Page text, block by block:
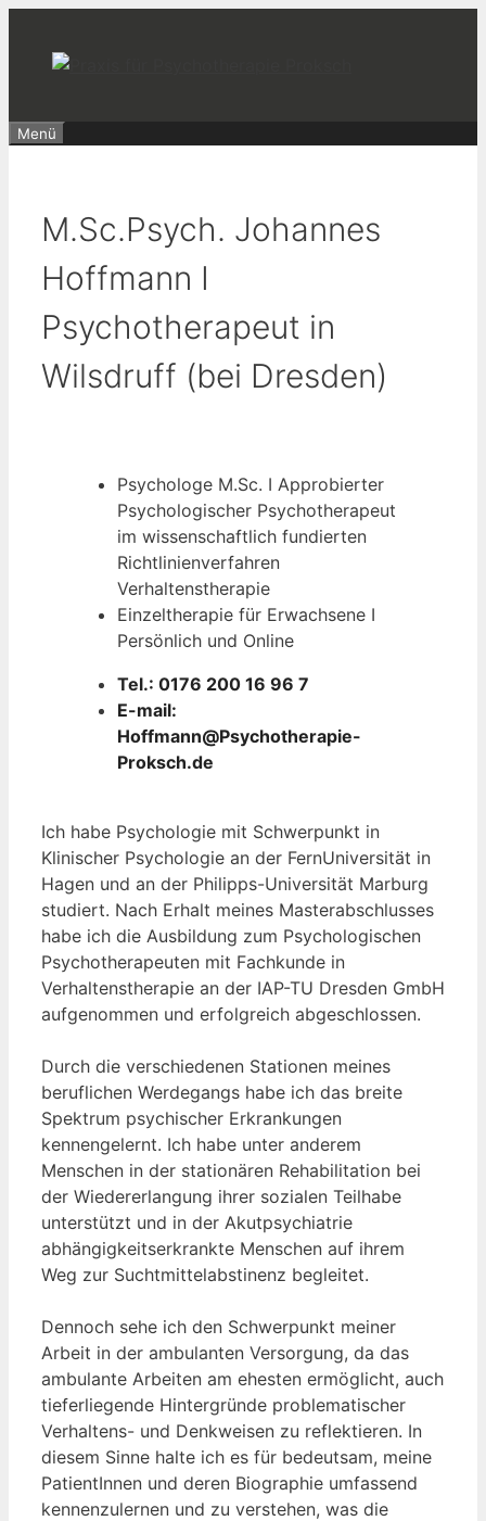
springen
Menü
M.Sc.Psych. Johannes
Hoffmann I
Psychotherapeut in
Wilsdruff (bei Dresden)
Psychologe M.Sc. I Approbierter
Psychologischer Psychotherapeut
im wissenschaftlich fundierten
Richtlinienverfahren
Verhaltenstherapie
Einzeltherapie für Erwachsene I
Persönlich und Online
Tel.: 0176 200 16 96 7
E-mail:
Hoffmann@Psychotherapie-
Proksch.de
Ich habe Psychologie mit Schwerpunkt in
Klinischer Psychologie an der FernUniversität in
Hagen und an der Philipps-Universität Marburg
studiert. Nach Erhalt meines Masterabschlusses
habe ich die Ausbildung zum Psychologischen
Psychotherapeuten mit Fachkunde in
Verhaltenstherapie an der IAP-TU Dresden GmbH
aufgenommen und erfolgreich abgeschlossen.
Durch die verschiedenen Stationen meines
beruflichen Werdegangs habe ich das breite
Spektrum psychischer Erkrankungen
kennengelernt. Ich habe unter anderem
Menschen in der stationären Rehabilitation bei
der Wiedererlangung ihrer sozialen Teilhabe
unterstützt und in der Akutpsychiatrie
abhängigkeitserkrankte Menschen auf ihrem
Weg zur Suchtmittelabstinenz begleitet.
Dennoch sehe ich den Schwerpunkt meiner
Arbeit in der ambulanten Versorgung, da das
ambulante Arbeiten am ehesten ermöglicht, auch
tieferliegende Hintergründe problematischer
Verhaltens- und Denkweisen zu reflektieren. In
diesem Sinne halte ich es für bedeutsam, meine
PatientInnen und deren Biographie umfassend
kennenzulernen und zu verstehen, was die